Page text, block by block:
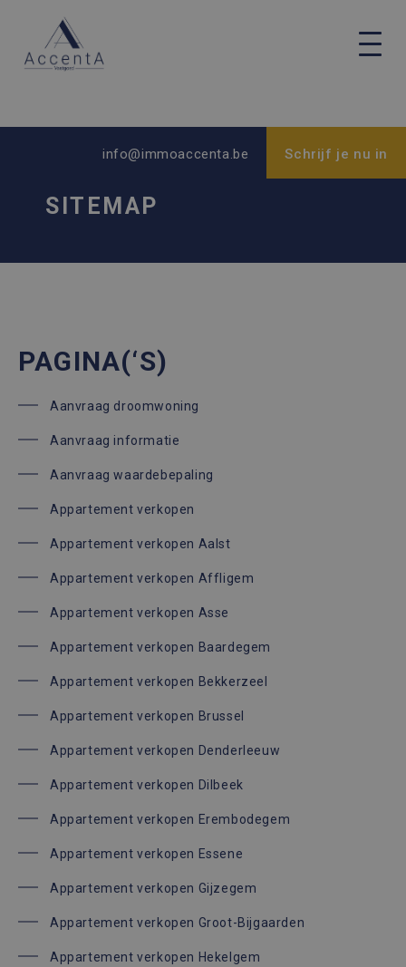
info@immoaccenta.be Schrijf je nu in
SITEMAP
PAGINA(‘S)
Aanvraag droomwoning
Aanvraag informatie
Aanvraag waardebepaling
Appartement verkopen
Appartement verkopen Aalst
Appartement verkopen Affligem
Appartement verkopen Asse
Appartement verkopen Baardegem
Appartement verkopen Bekkerzeel
Appartement verkopen Brussel
Appartement verkopen Denderleeuw
Appartement verkopen Dilbeek
Appartement verkopen Erembodegem
Appartement verkopen Essene
Appartement verkopen Gijzegem
Appartement verkopen Groot-Bijgaarden
Appartement verkopen Hekelgem